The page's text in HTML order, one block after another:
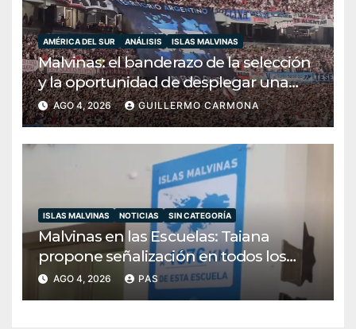
AMÉRICA DEL SUR ANÁLISIS ISLAS MALVINAS
Malvinas: el banderazo de la selección
y la oportunidad de desplegar una
diplomacia soberana
AGO 4, 2026 GUILLERMO CARMONA
ISLAS MALVINAS NOTICIAS SIN CATEGORÍA
Malvinas en las Escuelas: Taiana
propone señalización en todos los
establecimientos del país
AGO 4, 2026 PAS